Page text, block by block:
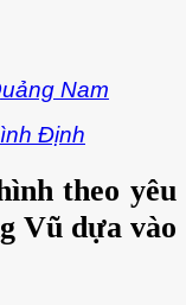
Nam
Định
theo yêu
Vũ dựa vào